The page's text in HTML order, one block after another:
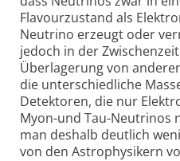
Flavourzustand als
Neutrino erzeugt oder
jedoch in der
Überlagerung von
die unterschiedliche
Detektoren, die nur
Myon-und Tau-Neutrinos
man deshalb deutlich
von den Astrophysikern